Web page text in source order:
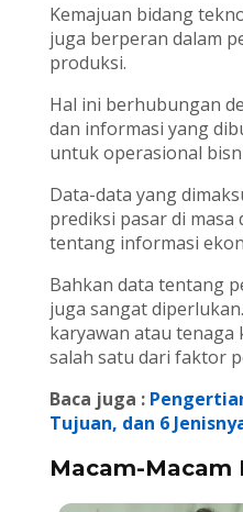
Kemajuan bidang
juga berperan dalam
produksi.
Hal ini berhubungan
dan informasi yang
untuk operasional
Data-data yang
prediksi pasar di masa
tentang informasi
Bahkan data tentang
juga sangat
karyawan atau
salah satu dari faktor
Baca juga :
Tujuan, dan 6
Macam-Macam